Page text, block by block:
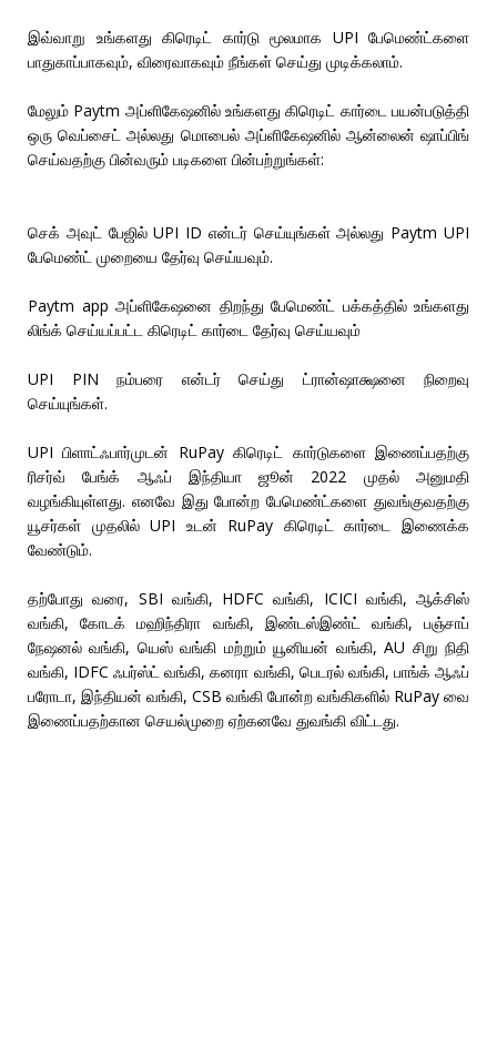
இவ்வாறு உங்களது கிரெடிட் கார்டு மூலமாக UPI பேமெண்ட்களை
பாதுகாப்பாகவும், விரைவாகவும் நீங்கள் செய்து முடிக்கலாம்.
மேலும் Paytm அப்ளிகேஷனில் உங்களது கிரெடிட் கார்டை பயன்படுத்தி
ஒரு வெப்சைட் அல்லது மொபைல் அப்ளிகேஷனில் ஆன்லைன் ஷாப்பிங்
செய்வதற்கு பின்வரும் படிகளை பின்பற்றுங்கள்:
செக் அவுட் பேஜில் UPI ID என்டர் செய்யுங்கள் அல்லது Paytm UPI
பேமெண்ட் முறையை தேர்வு செய்யவும்.
Paytm app அப்ளிகேஷனை திறந்து பேமெண்ட் பக்கத்தில் உங்களது
லிங்க் செய்யப்பட்ட கிரெடிட் கார்டை தேர்வு செய்யவும்
UPI PIN நம்பரை என்டர் செய்து ட்ரான்ஷாக்ஷனை நிறைவு
செய்யுங்கள்.
UPI பிளாட்ஃபார்முடன் RuPay கிரெடிட் கார்டுகளை இணைப்பதற்கு
ரிசர்வ் பேங்க் ஆஃப் இந்தியா ஜூன் 2022 முதல் அனுமதி
வழங்கியுள்ளது. எனவே இது போன்ற பேமெண்ட்களை துவங்குவதற்கு
யூசர்கள் முதலில் UPI உடன் RuPay கிரெடிட் கார்டை இணைக்க
வேண்டும்.
தற்போது வரை, SBI வங்கி, HDFC வங்கி, ICICI வங்கி, ஆக்சிஸ்
வங்கி, கோடக் மஹிந்திரா வங்கி, இண்டஸ்இண்ட் வங்கி, பஞ்சாப்
நேஷனல் வங்கி, யெஸ் வங்கி மற்றும் யூனியன் வங்கி, AU சிறு நிதி
வங்கி, IDFC ஃபர்ஸ்ட் வங்கி, கனரா வங்கி, பெடரல் வங்கி, பாங்க் ஆஃப்
பரோடா, இந்தியன் வங்கி, CSB வங்கி போன்ற வங்கிகளில் RuPay வை
இணைப்பதற்கான செயல்முறை ஏற்கனவே துவங்கி விட்டது.